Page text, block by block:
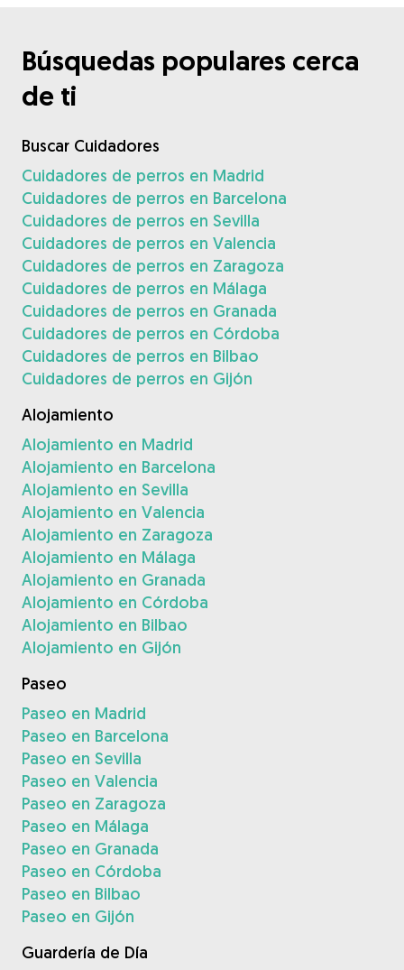
Búsquedas populares cerca
de ti
Buscar Cuidadores
Cuidadores de perros en Madrid
Cuidadores de perros en Barcelona
Cuidadores de perros en Sevilla
Cuidadores de perros en Valencia
Cuidadores de perros en Zaragoza
Cuidadores de perros en Málaga
Cuidadores de perros en Granada
Cuidadores de perros en Córdoba
Cuidadores de perros en Bilbao
Cuidadores de perros en Gijón
Alojamiento
Alojamiento en Madrid
Alojamiento en Barcelona
Alojamiento en Sevilla
Alojamiento en Valencia
Alojamiento en Zaragoza
Alojamiento en Málaga
Alojamiento en Granada
Alojamiento en Córdoba
Alojamiento en Bilbao
Alojamiento en Gijón
Paseo
Paseo en Madrid
Paseo en Barcelona
Paseo en Sevilla
Paseo en Valencia
Paseo en Zaragoza
Paseo en Málaga
Paseo en Granada
Paseo en Córdoba
Paseo en Bilbao
Paseo en Gijón
Guardería de Día